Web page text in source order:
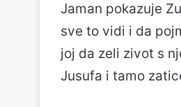
Jaman pokazuje
sve to vidi i da
joj da zeli zivot s
Jusufa i tamo